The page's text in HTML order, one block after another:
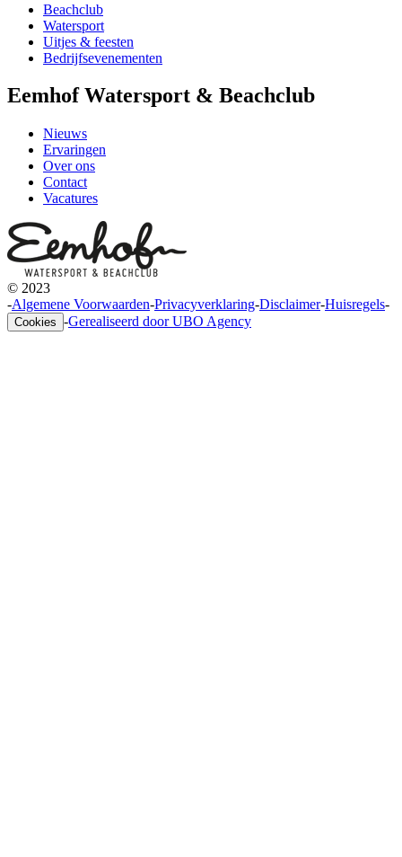
Beachclub
Watersport
Uitjes & feesten
Bedrijfsevenementen
Eemhof Watersport & Beachclub
Nieuws
Ervaringen
Over ons
Contact
Vacatures
© 2023
-Algemene Voorwaarden-Privacyverklaring-Disclaimer-Huisregels-
Cookies -Gerealiseerd door UBO Agency